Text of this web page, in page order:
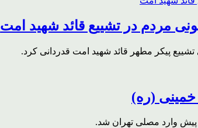
مردم در تشییع قائد شهید امت
تشییع پیکر مطهر قائد شهید امت قدردانی کرد.
خمینی (ره)
پیش وارد مصلی تهران شد.